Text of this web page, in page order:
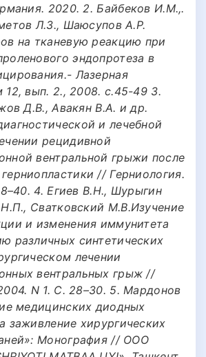
2020. 2. Байбеков И.М.,.
Л.З., Шаюсупов А.Р.
на тканевую реакцию при
эндопротеза в
Лазерная
12, вып. 2., 2008. с.45-49 3.
Д.В., Авакян В.А. и др.
и лечебной
рецидивной
вентральной грыжи после
// Герниология.
4. Егиев В.Н., Шурыгин
Сватковский М.В.Изучение
и изменения иммунитета
различных синтетических
лечении
вентральных грыж //
N 1. С. 28–30. 5. Мардонов
медицинских диодных
заживление хирургических
Монография // ООО